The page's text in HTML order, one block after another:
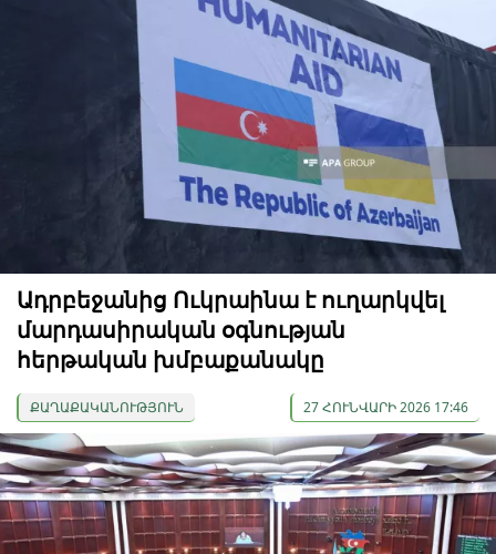
Ադրբեջանից Ուկրաինա է ուղարկվել
մարդասիրական օգնության
հերթական խմբաքանակը
ՔԱՂԱՔԱԿԱՆՈՒԹՅՈՒՆ 27 ՀՈՒՆՎԱՐԻ 2026 17:46